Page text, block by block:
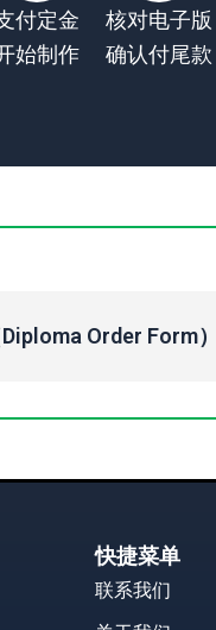
付定金
始制作
核对电子版
确认付尾款
Order Form）
快捷菜单
联系我们